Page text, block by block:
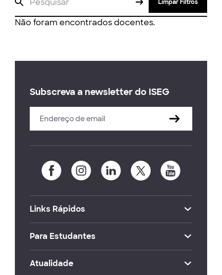
Limpar Filtros
Não foram encontrados docentes.
Subscreva a newsletter do ISEG
Links Rápidos
Para Estudantes
Atualidade